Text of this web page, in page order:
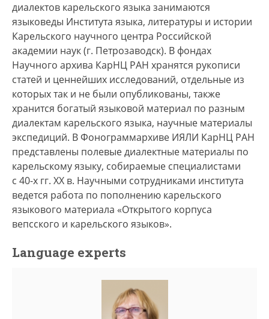
диалектов карельского языка занимаются
языковеды Института языка, литературы и истории
Карельского научного центра Российской
академии наук (г. Петрозаводск). В фондах
Научного архива КарНЦ РАН хранятся рукописи
статей и ценнейших исследований, отдельные из
которых так и не были опубликованы, также
хранится богатый языковой материал по разным
диалектам карельского языка, научные материалы
экспедиций. В Фонограммархиве ИЯЛИ КарНЦ РАН
представлены полевые диалектные материалы по
карельскому языку, собираемые специалистами
с 40-х гг. XX в. Научными сотрудниками института
ведется работа по пополнению карельского
языкового материала «Открытого корпуса
вепсского и карельского языков».
Language experts